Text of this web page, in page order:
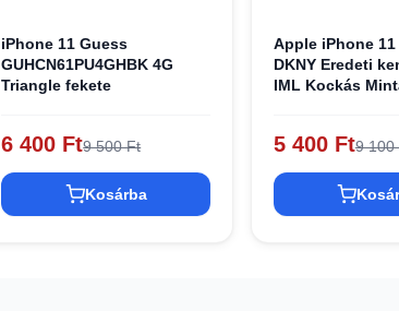
iPhone 11 Guess
GUHCN61PU4GHBK 4G
Triangle fekete
6 400 Ft9 500 Ft
Kosárba
Apple iPhone
DKNY Eredeti
IML Kockás
5 400 Ft9 100